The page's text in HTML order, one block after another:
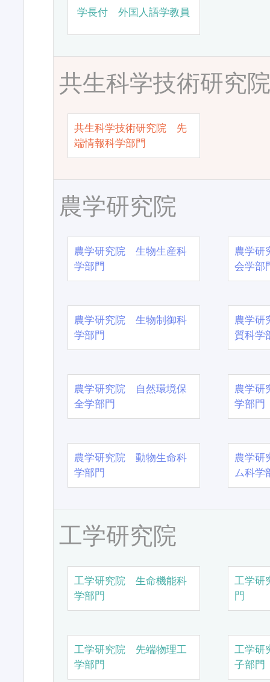
学長付 外国人語学教員
共生科学技術研究
共生科学技術研究院 先
端情報科学部門
農学研究院
農学研究院 生物生産科
学部門
農学
会学部
農学研究院 生物制御科
学部門
農学
質科学
農学研究院 自然環境保
全学部門
農学
学部門
農学研究院 動物生命科
学部門
農学
ム科学
工学研究院
工学研究院 生命機能科
学部門
工学研
門
工学研究院 先端物理工
学部門
工学研
子部門